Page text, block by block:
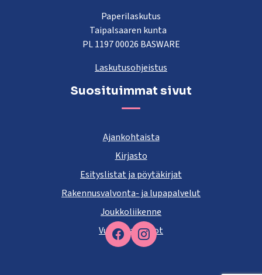
Facebook
Paperilaskutus
Taipalsaaren kunta
PL 1197 00026 BASWARE
Laskutusohjeistus
Suosituimmat sivut
Ajankohtaista
Kirjasto
Esityslistat ja pöytäkirjat
Rakennusvalvonta- ja lupapalvelut
Joukkoliikenne
Vuokra-asunnot